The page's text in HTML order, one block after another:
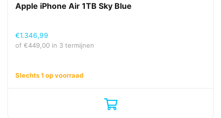
Apple iPhone Air 1TB Sky Blue
€1.346,99
of €449,00 in 3 termijnen
Slechts 1 op voorraad